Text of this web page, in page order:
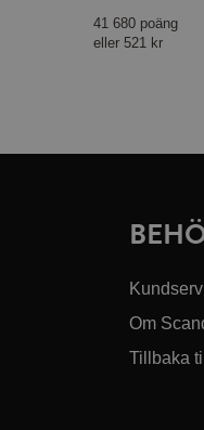
41 680 poäng
eller 521 kr
Om
Tillbaka